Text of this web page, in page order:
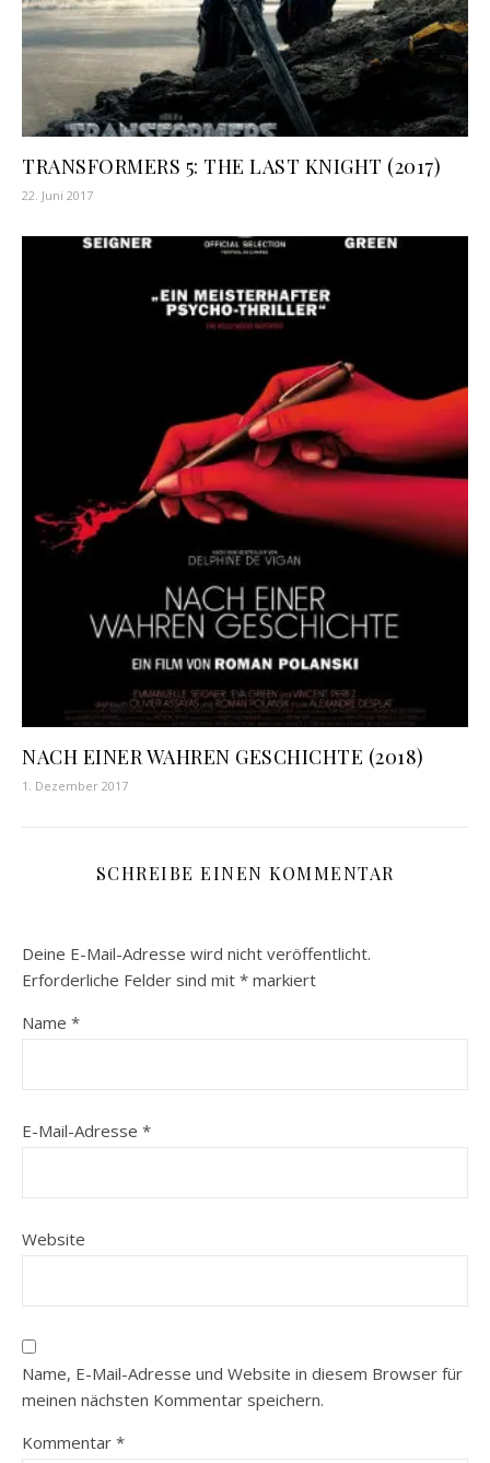
TRANSFORMERS 5: THE LAST KNIGHT (2017)
22. Juni 2017
NACH EINER WAHREN GESCHICHTE (2018)
1. Dezember 2017
SCHREIBE EINEN KOMMENTAR
Deine E-Mail-Adresse wird nicht veröffentlicht.
Erforderliche Felder sind mit * markiert
Name *
E-Mail-Adresse *
Website
Name, E-Mail-Adresse und Website in diesem Browser für
meinen nächsten Kommentar speichern.
Kommentar *